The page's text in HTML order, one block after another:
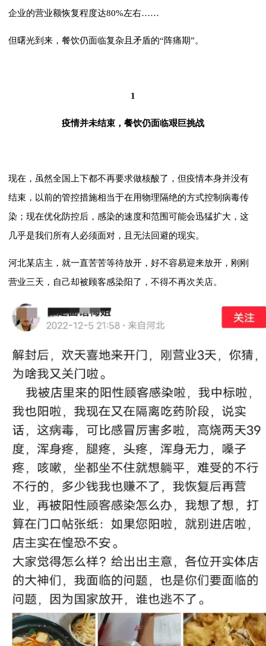
企业的营业额恢复程度达80%左右……
但曙光到来，餐饮仍面临复杂且矛盾的“阵痛期”。
1
疫情并未结束，餐饮仍面临艰巨挑战
现在，虽然全国上下都不再要求做核酸了，但疫情本身并没有
结束，以前的管控措施相当于在用物理隔绝的方式控制病毒传
染；现在优化防控后，感染的速度和范围可能会迅猛扩大，这
几乎是我们所有人必须面对，且无法回避的现实。
河北某店主，就一直苦苦等待放开，好不容易迎来放开，刚刚
营业三天，自己却被顾客感染阳了，不得不再次关店。